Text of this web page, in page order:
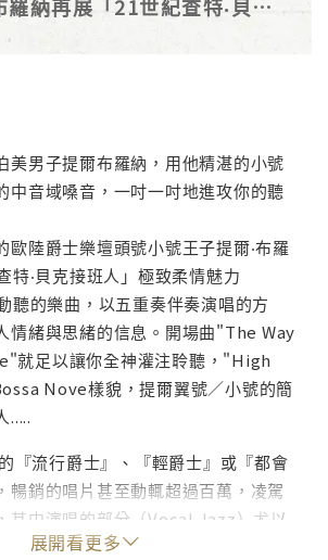
羅納再展「21世紀查特‧貝克
班人」極致柔情魅力
男子提爾布羅納，用他精湛的小號
中音域嗓音，一吋一吋地進攻你的聽
陸爵士樂壇頭號小號王子提爾‧布羅
特‧貝克接班人」極致柔情魅力
聽的樂曲，以五重奏伴奏演唱的方
情緒與思緒的信息。開場曲"The Way
就足以讓你全神灌注聆聽，"High
Nove樣貌，提爾翼號／小號的簡
.....
『流行爵士』、『輕爵士』或『都會
暢銷的唱片甚至動輒超過百萬，凌駕
其中演唱的部分（Vocal Jazz）尤以
，戴安娜克瑞兒、諾拉瓊絲所獲得銷
展開看更多